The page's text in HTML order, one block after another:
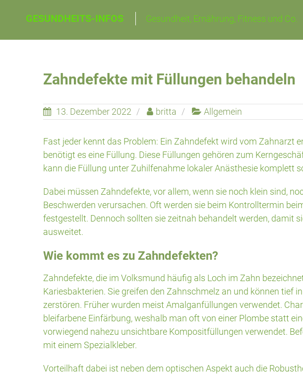
GESUNDHEITS-INFOS Gesundheit, Ernährung, Fitness und Co.
Zahndefekte mit Füllungen behandeln
13. Dezember 2022 britta Allgemein
Fast jeder kennt das Problem: Ein Zahndefekt wird vom Zahnarzt
benötigt es eine Füllung. Diese Füllungen gehören zum
kann die Füllung unter Zuhilfenahme lokaler Anästhesie komplett
Dabei müssen Zahndefekte, vor allem, wenn sie noch klein sind,
Beschwerden verursachen. Oft werden sie beim Kontrolltermin
festgestellt. Dennoch sollten sie zeitnah behandelt werden, damit
ausweitet.
Wie kommt es zu Zahndefekten?
Zahndefekte, die im Volksmund häufig als Loch im Zahn
Kariesbakterien. Sie greifen den Zahnschmelz an und können tief
zerstören. Früher wurden meist Amalganfüllungen verwendet.
bleifarbene Einfärbung, weshalb man oft von einer Plombe statt
vorwiegend nahezu unsichtbare Kompositfüllungen verwendet.
mit einem Spezialkleber.
Vorteilhaft dabei ist neben dem optischen Aspekt auch die